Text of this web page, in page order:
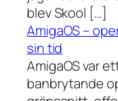
blev Skool […]
AmigaOS –
sin tid
AmigaOS var
banbrytande